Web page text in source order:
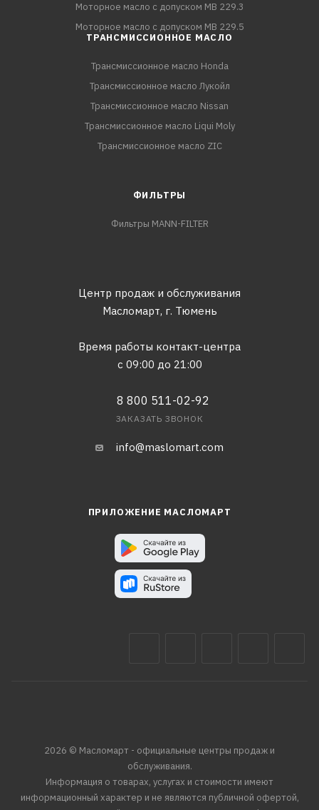
Моторное масло с допуском MB 229.3
Моторное масло с допуском MB 229.5
ТРАНСМИССИОННОЕ МАСЛО
Трансмиссионное масло Honda
Трансмиссионное масло Лукойл
Трансмиссионное масло Nissan
Трансмиссионное масло Liqui Moly
Трансмиссионное масло ZIC
ФИЛЬТРЫ
Фильтры MANN-FILTER
Центр продаж и обслуживания
Масломарт, г. Тюмень
Время работы контакт-центра
с 09:00 до 21:00
8 800 511-02-92
ЗАКАЗАТЬ ЗВОНОК
info@maslomart.com
ПРИЛОЖЕНИЕ МАСЛОМАРТ
2026 © Масломарт - официальные центры продаж и
обслуживания.
Информация о товарах, услугах и стоимости имеют
информационный характер и не являются публичной офертой,